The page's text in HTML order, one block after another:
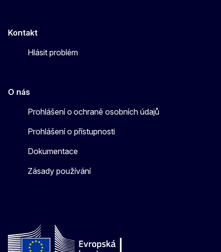
Kontakt
Hlásit problém
O nás
Prohlášení o ochraně osobních údajů
Prohlášení o přístupnosti
Dokumentace
Zásady používání